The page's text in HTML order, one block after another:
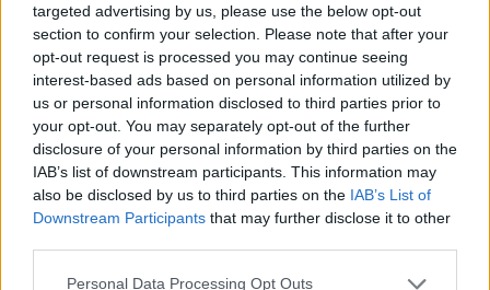
targeted advertising by us, please use the below opt-out
section to confirm your selection. Please note that after your
opt-out request is processed you may continue seeing
interest-based ads based on personal information utilized by
us or personal information disclosed to third parties prior to
your opt-out. You may separately opt-out of the further
disclosure of your personal information by third parties on the
IAB’s list of downstream participants. This information may
also be disclosed by us to third parties on the IAB’s List of
Downstream Participants that may further disclose it to other
Personal Data Processing Opt Outs